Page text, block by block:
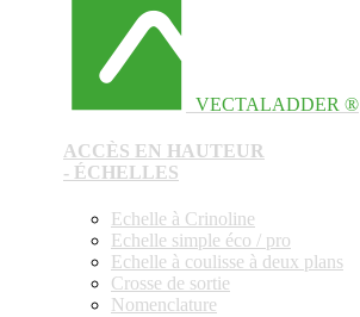
VECTALADDER ®
ACCÈS EN HAUTEUR
- ÉCHELLES
Echelle à Crinoline
Echelle simple éco / pro
Echelle à coulisse à deux plans
Crosse de sortie
Nomenclature